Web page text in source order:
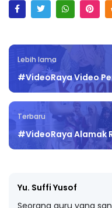
Lebih lama
#VideoRaya Video
Terbaru
#VideoRaya Alamak
Yu. Suffi Yusof
Seorang guru yang